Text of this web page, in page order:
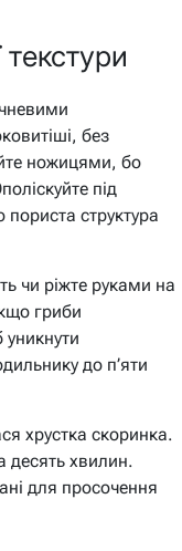
без
ножицями, бо
під
структура
чи ріжте руками на
гриби
до п’яти
хрустка скоринка.
десять хвилин.
для просочення